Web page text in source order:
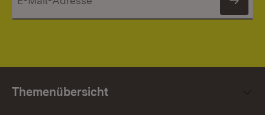
Themenübersicht